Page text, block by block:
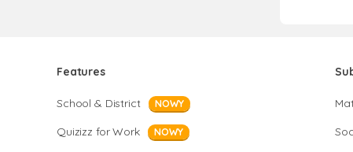
Features
School & District NOWY
Quizizz for Work NOWY